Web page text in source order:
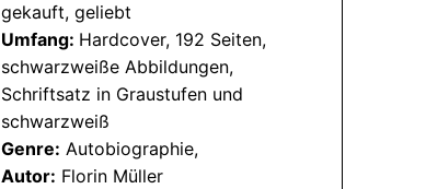
gekauft, geliebt
Umfang: Hardcover, 192 Seiten,
schwarzweiße Abbildungen,
Schriftsatz in Graustufen und
schwarzweiß
Genre: Autobiographie,
Autor: Florin Müller